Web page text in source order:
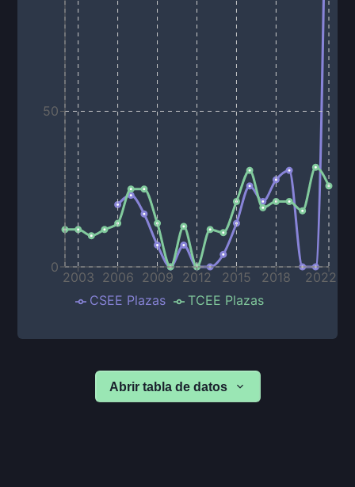
2003 2006 2009 2012 2015 2018 2022
0
50
CSEE Plazas TCEE Plazas
Abrir tabla de datos